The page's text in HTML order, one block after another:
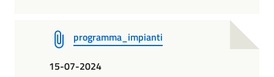
programma_impianti
15-07-2024